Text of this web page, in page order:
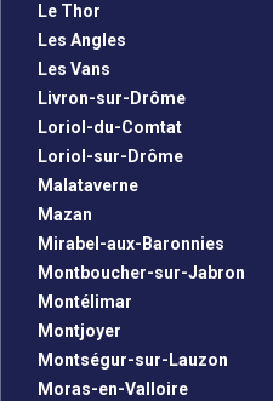
Le Thor
Les Angles
Les Vans
Livron-sur-Drôme
Loriol-du-Comtat
Loriol-sur-Drôme
Malataverne
Mazan
Mirabel-aux-Baronnies
Montboucher-sur-Jabron
Montélimar
Montjoyer
Montségur-sur-Lauzon
Moras-en-Valloire